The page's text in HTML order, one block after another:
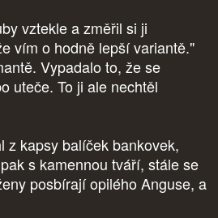
vztekle a změřil si ji
vím o hodně lepší variantě."
Vypadalo to, že se
uteče. To ji ale nechtěl
z kapsy balíček bankovek,
s kamennou tváří, stále se
posbírají opilého Anguse, a